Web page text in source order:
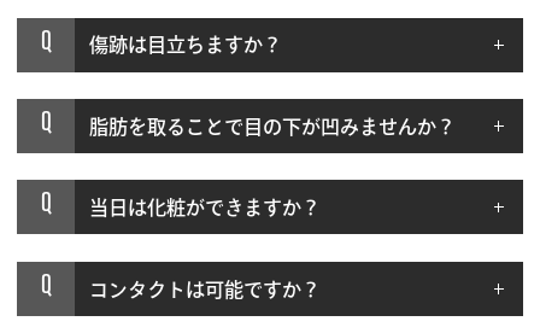
Q 傷跡は目立ちますか？
Q 脂肪を取ることで目の下が凹みませんか？
Q 当日は化粧ができますか？
Q コンタクトは可能ですか？